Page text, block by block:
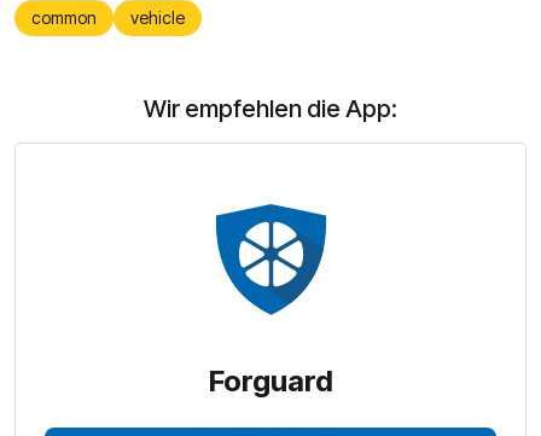
common vehicle
Wir empfehlen die App:
Forguard